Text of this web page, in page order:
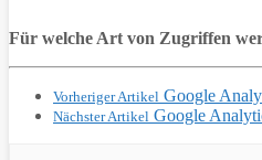
Für welche Art von Zugriffen
Vorheriger Artikel Google
Nächster Artikel Google